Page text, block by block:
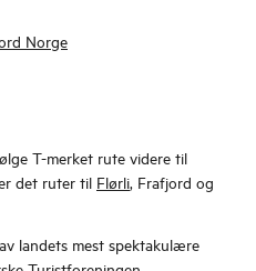
Norge
T-merket rute videre til
det ruter til Flørli, Frafjord og
landets mest spektakulære